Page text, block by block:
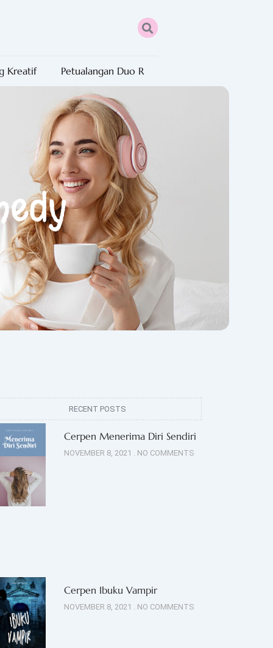
Kreatif Petualangan Duo R
RECENT POSTS
Cerpen Menerima Diri Sendiri
NOVEMBER 8, 2021 NO COMMENTS
Cerpen Ibuku Vampir
NOVEMBER 8, 2021 NO COMMENTS